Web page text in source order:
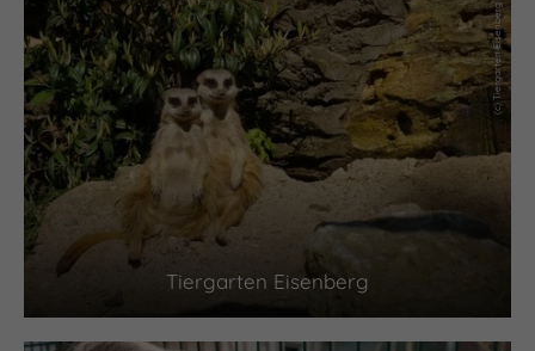
(c) Tiergarten Eisenberg
Tiergarten Eisenberg